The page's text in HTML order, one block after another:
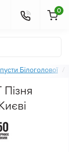
0
Білоголової